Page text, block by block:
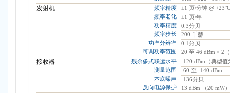
发射机 频率精度
±1 页/分钟 @
频率老化
±1 页/年
功率精度
0.3分贝
频率步长
200 千赫
功率分辨率
0.1分贝
可调功率范围
20 至 46 dBm × 2
接收器 残余多式联运水平
-120 dBm（典型值
测量范围
-60 至 -140 dBm
本底噪声
-136分贝
反向电源保护
13 dBm （20 mW